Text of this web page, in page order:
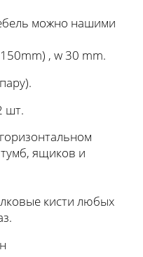
можно нашими
, w 30 mm.
шт.
ящиков и
кисти любых